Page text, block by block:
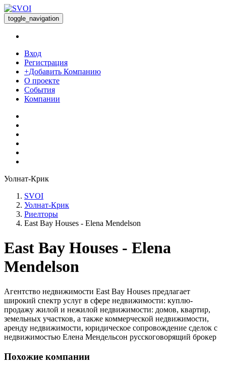
toggle_navigation
Вход
Регистрация
+Добавить Компанию
О проекте
События
Компании
Уолнат-Крик
SVOI
Уолнат-Крик
Риелторы
East Bay Houses - Elena Mendelson
East Bay Houses - Elena
Mendelson
Агентство недвижимости East Bay Houses предлагает
широкий спектр услуг в сфере недвижимости: куплю-
продажу жилой и нежилой недвижимости: домов, квартир,
земельных участков, а также коммерческой недвижимости,
аренду недвижимости, юридическое сопровождение сделок с
недвижимостью Елена Мендельсон русскоговорящий брокер
Похожие компании